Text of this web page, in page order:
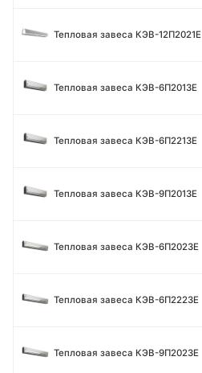
Тепловая завеса КЭВ-12П2021E
Тепловая завеса КЭВ-6П2013E
Тепловая завеса КЭВ-6П2213Е
Тепловая завеса КЭВ-9П2013E
Тепловая завеса КЭВ-6П2023E
Тепловая завеса КЭВ-6П2223E
Тепловая завеса КЭВ-9П2023E